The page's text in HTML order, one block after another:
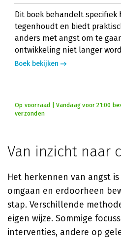
Dit boek behandelt specifiek
tegenhoudt en biedt
anders met angst om te
ontwikkeling niet langer
Boek bekijken
Op voorraad | Vandaag voor 21:00
verzonden
Van inzicht naar
Het herkennen van angst
omgaan en erdoorheen
stap. Verschillende
eigen wijze. Sommige
interventies, andere op